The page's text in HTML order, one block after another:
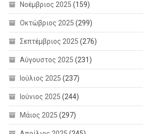
Νοέμβριος 2025 (159)
Οκτώβριος 2025 (299)
Σεπτέμβριος 2025 (276)
Αύγουστος 2025 (231)
Ιούλιος 2025 (237)
Ιούνιος 2025 (244)
Μάιος 2025 (297)